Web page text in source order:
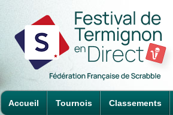
Accueil Tournois Classements